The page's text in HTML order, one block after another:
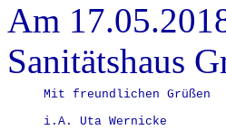
Am
Sanitätshaus
Mit freundlichen Grüßen
i.A. Uta Wernicke